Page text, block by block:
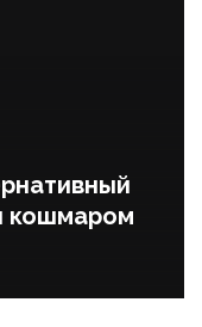
кошмаром